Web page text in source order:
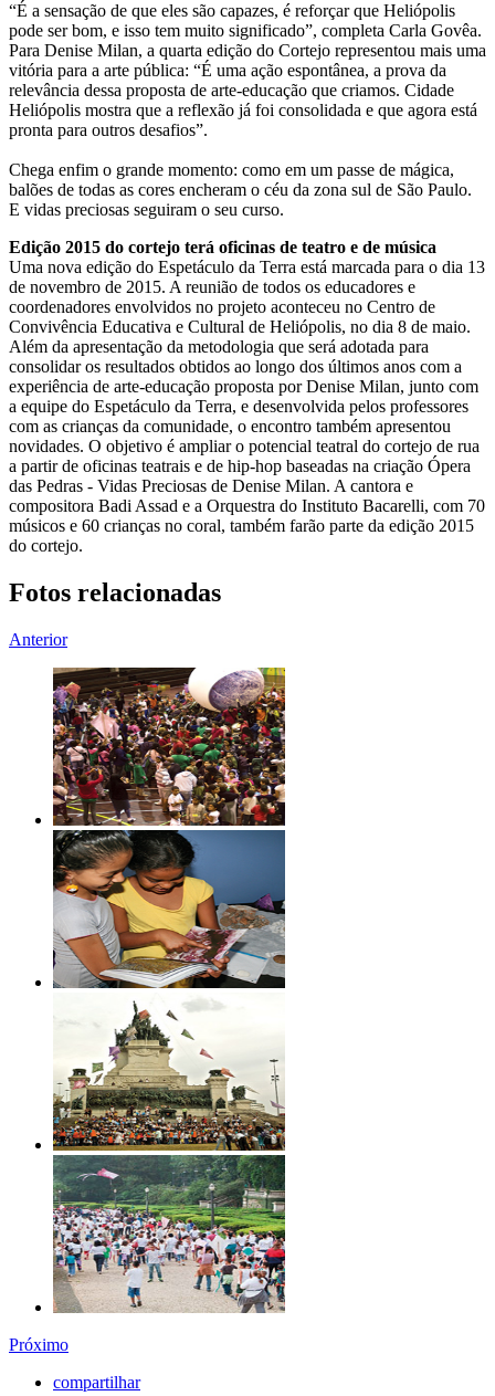
“É a sensação de que eles são capazes, é reforçar que Heliópolis
pode ser bom, e isso tem muito significado”, completa Carla Govêa.
Para Denise Milan, a quarta edição do Cortejo representou mais uma
vitória para a arte pública: “É uma ação espontânea, a prova da
relevância dessa proposta de arte-educação que criamos. Cidade
Heliópolis mostra que a reflexão já foi consolidada e que agora está
pronta para outros desafios”.
Chega enfim o grande momento: como em um passe de mágica,
balões de todas as cores encheram o céu da zona sul de São Paulo.
E vidas preciosas seguiram o seu curso.
Edição 2015 do cortejo terá oficinas de teatro e de música
Uma nova edição do Espetáculo da Terra está marcada para o dia 13
de novembro de 2015. A reunião de todos os educadores e
coordenadores envolvidos no projeto aconteceu no Centro de
Convivência Educativa e Cultural de Heliópolis, no dia 8 de maio.
Além da apresentação da metodologia que será adotada para
consolidar os resultados obtidos ao longo dos últimos anos com a
experiência de arte-educação proposta por Denise Milan, junto com
a equipe do Espetáculo da Terra, e desenvolvida pelos professores
com as crianças da comunidade, o encontro também apresentou
novidades. O objetivo é ampliar o potencial teatral do cortejo de rua
a partir de oficinas teatrais e de hip-hop baseadas na criação Ópera
das Pedras - Vidas Preciosas de Denise Milan. A cantora e
compositora Badi Assad e a Orquestra do Instituto Bacarelli, com 70
músicos e 60 crianças no coral, também farão parte da edição 2015
do cortejo.
Fotos relacionadas
Anterior
Próximo
compartilhar